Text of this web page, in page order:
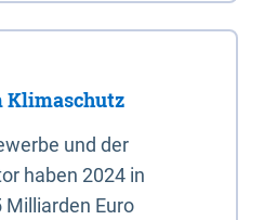
Klimaschutz
und der
haben 2024 in
Milliarden Euro